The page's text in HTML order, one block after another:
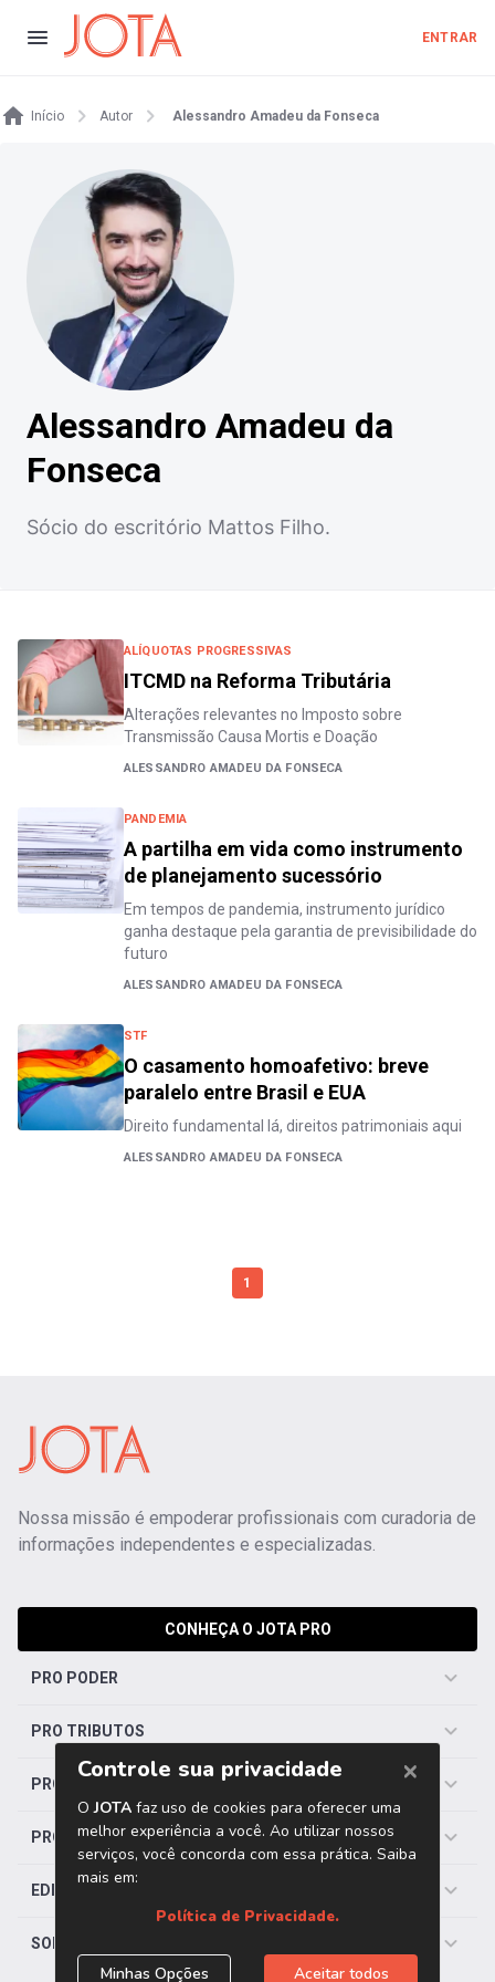
ENTRAR
Início Autor Alessandro Amadeu da Fonseca
Alessandro Amadeu da
Fonseca
Sócio do escritório Mattos Filho.
ALÍQUOTAS PROGRESSIVAS
ITCMD na Reforma Tributária
Alterações relevantes no Imposto sobre
Transmissão Causa Mortis e Doação
ALESSANDRO AMADEU DA FONSECA
PANDEMIA
A partilha em vida como instrumento
de planejamento sucessório
Em tempos de pandemia, instrumento jurídico
ganha destaque pela garantia de previsibilidade do
futuro
ALESSANDRO AMADEU DA FONSECA
STF
O casamento homoafetivo: breve
paralelo entre Brasil e EUA
Direito fundamental lá, direitos patrimoniais aqui
ALESSANDRO AMADEU DA FONSECA
1
Nossa missão é empoderar profissionais com curadoria de
informações independentes e especializadas.
CONHEÇA O JOTA PRO
PRO PODER
PRO TRIBUTOS
PRO TRABALHISTA
PRO SAÚDE
EDITORIAS
SOBRE O JOTA